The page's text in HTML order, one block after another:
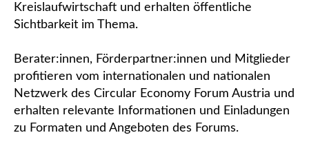
Kreislaufwirtschaft und erhalten öffentliche
Sichtbarkeit im Thema.
Berater:innen, Förderpartner:innen und Mitglieder
profitieren vom internationalen und nationalen
Netzwerk des Circular Economy Forum Austria und
erhalten relevante Informationen und Einladungen
zu Formaten und Angeboten des Forums.